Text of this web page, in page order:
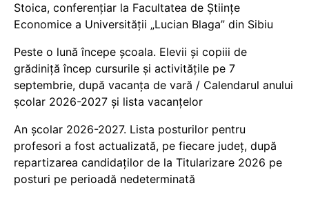
Stoica, conferențiar la Facultatea de Științe
Economice a Universității „Lucian Blaga” din Sibiu
Peste o lună începe școala. Elevii și copiii de
grădiniță încep cursurile și activitățile pe 7
septembrie, după vacanța de vară / Calendarul anului
școlar 2026-2027 și lista vacanțelor
An școlar 2026-2027. Lista posturilor pentru
profesori a fost actualizată, pe fiecare județ, după
repartizarea candidaților de la Titularizare 2026 pe
posturi pe perioadă nedeterminată